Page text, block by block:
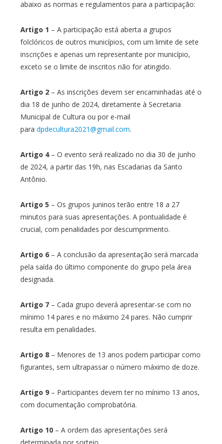
abaixo as normas e regulamentos para a participação:
Artigo 1 – A participação está aberta a grupos
folclóricos de outros municípios, com um limite de sete
inscrições e apenas um representante por município,
exceto se o limite de inscritos não for atingido.
Artigo 2– As inscrições devem ser encaminhadas até o
dia 18 de junho de 2024, diretamente à Secretaria
Municipal de Cultura ou por e-mail
para dpdecultura2021@gmail.com.
Artigo 4– O evento será realizado no dia 30 de junho
de 2024, a partir das 19h, nas Escadarias da Santo
Antônio.
Artigo 5 – Os grupos juninos terão entre 18 a 27
minutos para suas apresentações. A pontualidade é
crucial, com penalidades por descumprimento.
Artigo 6– A conclusão da apresentação será marcada
pela saída do último componente do grupo pela área
designada.
Artigo 7– Cada grupo deverá apresentar-se com no
mínimo 14 pares e no máximo 24 pares. Não cumprir
resulta em penalidades.
Artigo 8– Menores de 13 anos podem participar como
figurantes, sem ultrapassar o número máximo de doze.
Artigo 9– Participantes devem ter no mínimo 13 anos,
com documentação comprobatória.
Artigo 10– A ordem das apresentações será
determinada por sorteio.